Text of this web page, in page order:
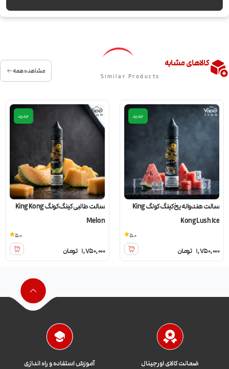
کالاهای مشابه
Similar Products
مشاهده همه
جدید
سالت هندوانه یخ کینگ کونگ King
Kong Lush Ice
1,750,000 تومان
5.0
جدید
سالت طالبی کینگ کونگ King Kong
Melon
1,750,000 تومان
5.0
ضمانت کالای اورجینال آموزش استفاده و راه اندازی